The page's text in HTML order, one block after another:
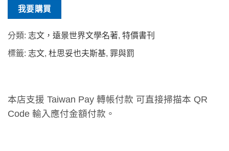
我要購買
分類: 志文，遠景世界文學名著, 特價書刊
標籤: 志文, 杜思妥也夫斯基, 罪與罰
本店支援 Taiwan Pay 轉帳付款 可直接掃描本 QR
Code 輸入應付金額付款。